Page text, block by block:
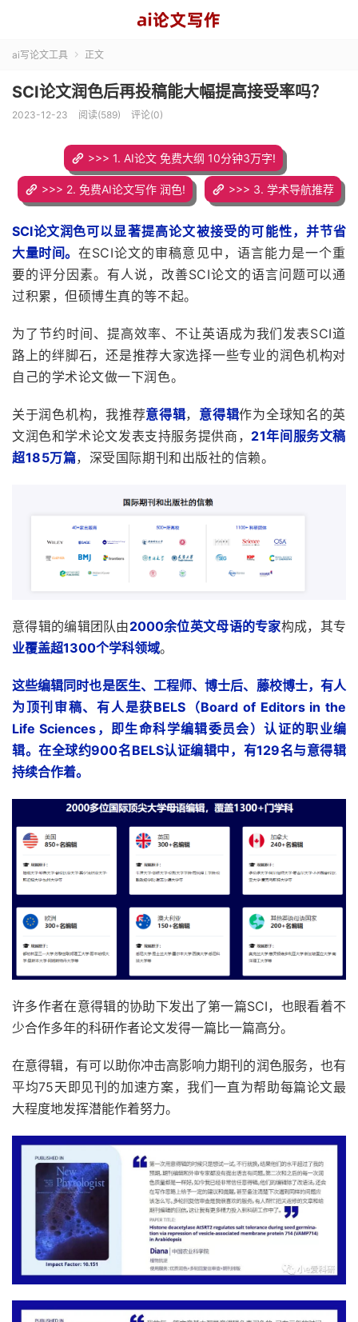
ai写论文工具  正文
SCI论文润色后再投稿能大幅提高接受率吗？
2023-12-23 阅读(589) 评论(0)
>>> 1. AI论文 免费大纲 10分钟3万字!
>>> 2. 免费AI论文写作 润色! >>> 3. 学术导航推荐
SCI论文润色可以显著提高论文被接受的可能性，并节省
大量时间。 在SCI论文的审稿意见中，语言能力是一个重
要的评分因素。 有人说，改善SCI论文的语言问题可以通
过积累，但硕博生真的等不起。
为了节约时间、提高效率、不让英语成为我们发表SCI道
路上的绊脚石，还是推荐大家选择一些专业的润色机构对
自己的学术论文做一下润色。
关于润色机构，我推荐意得辑， 意得辑作为全球知名的英
文润色和学术论文发表支持服务提供商， 21年间服务文稿
超185万篇，深受国际期刊和出版社的信赖。
意得辑的编辑团队由2000余位英文母语的专家构成，其专
业覆盖超1300个学科领域。
这些编辑同时也是医生、工程师、博士后、藤校博士，有人
为顶刊审稿、有人是获BELS（Board of Editors in the
Life Sciences，即生命科学编辑委员会）认证的职业编
辑。在全球约900名BELS认证编辑中，有129名与意得辑
持续合作着。
许多作者在意得辑的协助下发出了第一篇SCI，也眼看着不
少合作多年的科研作者论文发得一篇比一篇高分。
在意得辑，有可以助你冲击高影响力期刊的润色服务，也有
平均75天即见刊的加速方案，我们一直为帮助每篇论文最
大程度地发挥潜能作着努力。